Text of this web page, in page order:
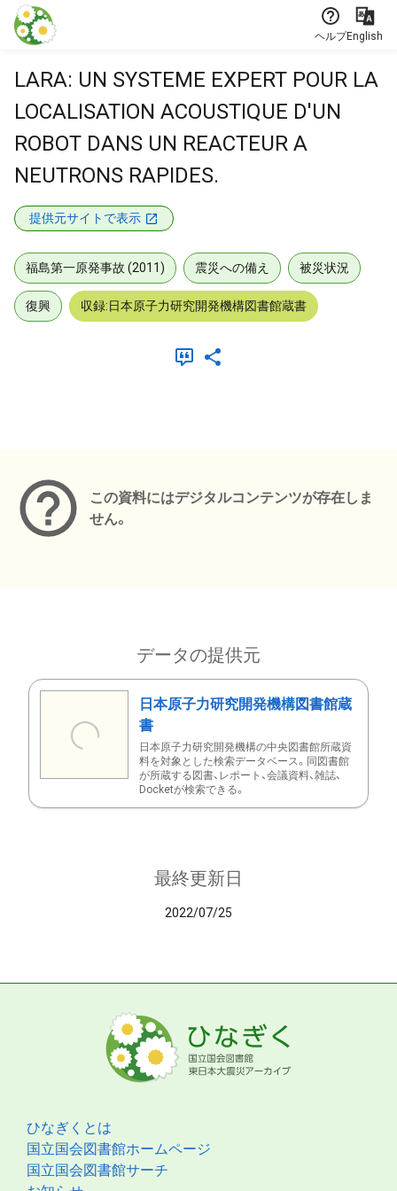
本文に飛ぶ
ヘルプEnglish
LARA: UN SYSTEME EXPERT POUR LA
LOCALISATION ACOUSTIQUE D'UN
ROBOT DANS UN REACTEUR A
NEUTRONS RAPIDES.
提供元サイトで表示
福島第一原発事故 (2011) 震災への備え 被災状況
復興 収録:日本原子力研究開発機構図書館蔵書
この資料にはデジタルコンテンツが存在しま
せん。
データの提供元
日本原子力研究開発機構図書館蔵
書
日本原子力研究開発機構の中央図書館所蔵資
料を対象とした検索データベース。同図書館
が所蔵する図書、レポート、会議資料、雑誌、
Docketが検索できる。
最終更新日
2022/07/25
ひなぎくとは
国立国会図書館ホームページ
国立国会図書館サーチ